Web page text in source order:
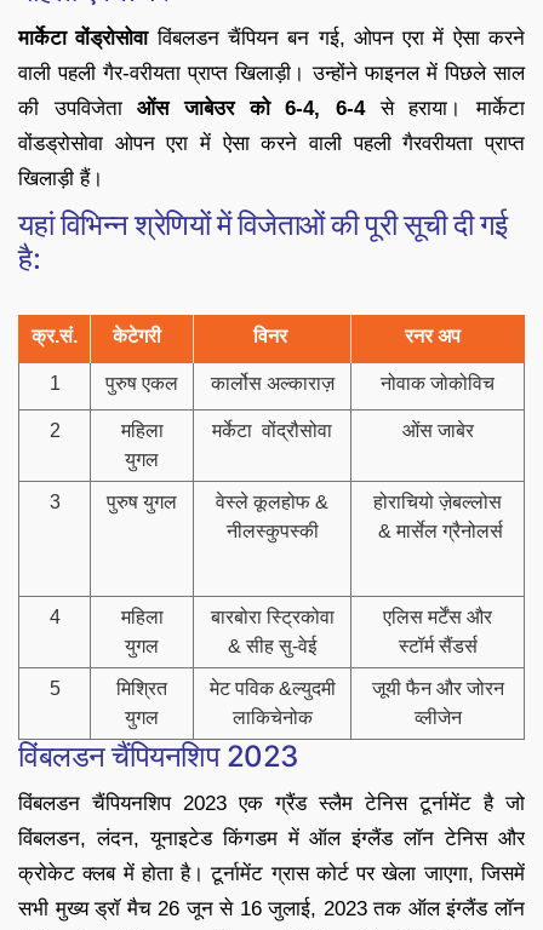
मार्केटा वोंड्रोसोवाविंबलडन चैंपियन बन गई, ओपन एरा में ऐसा करने
वाली पहली गैर-वरीयता प्राप्त खिलाड़ी। उन्होंने फाइनल में पिछले साल
की उपविजेताओंस जाबेउर को 6-4, 6-4से हराया। मार्केटा
वोंडड्रोसोवा ओपन एरा में ऐसा करने वाली पहली गैरवरीयता प्राप्त
खिलाड़ी हैं।
यहां विभिन्न श्रेणियों में विजेताओं की पूरी सूची दी गई
है:
क्र.सं. केटेगरी विनर रनर अप
1 पुरुष एकल कार्लोस अल्काराज़ नोवाक जोकोविच
2
महिला
युगल
मर्केटा वोंद्रौसोवा ओंस जाबेर
3 पुरुष युगल
वेस्ले कूलहोफ &
नीलस्कुपस्की
होराचियो ज़ेबल्लोस
& मार्सेल ग्रैनोलर्स
4
महिला
युगल
बारबोरा स्ट्रिकोवा
& सीह सु-वेई
एलिस मर्टेंस और
स्टॉर्म सैंडर्स
5
मिश्रित
युगल
मेट पविक &ल्युदमी
लाकिचेनोक
जूयी फैन और जोरन
व्लीजेन
विंबलडन चैंपियनशिप 2023
विंबलडन चैंपियनशिप 2023 एक ग्रैंड स्लैम टेनिस टूर्नामेंट है जो
विंबलडन, लंदन, यूनाइटेड किंगडम में ऑल इंग्लैंड लॉन टेनिस और
क्रोकेट क्लब में होता है। टूर्नामेंट ग्रास कोर्ट पर खेला जाएगा, जिसमें
सभी मुख्य ड्रॉ मैच 26 जून से 16 जुलाई, 2023 तक ऑल इंग्लैंड लॉन